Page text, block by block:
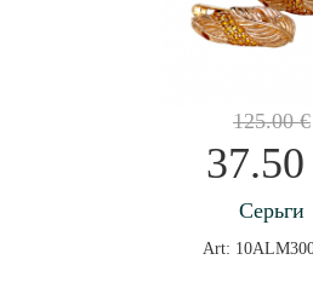
125.00€
37.50
Серьги
Art: